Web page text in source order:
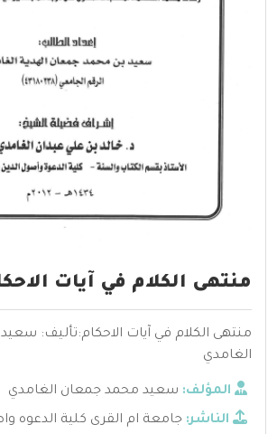
منتهى الكلام في آيات
منتهى الكلام في آيات الاحكام:تأليف:
الغامدي
المؤلف: سعيد محمد جمعان الغامدي
الناشر: جامعة ام القرى كلية الدعوه